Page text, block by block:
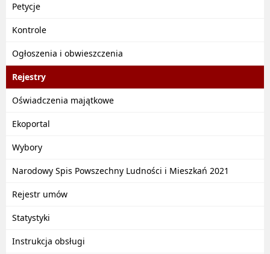
Petycje
Kontrole
Ogłoszenia i obwieszczenia
Rejestry
Oświadczenia majątkowe
Ekoportal
Wybory
Narodowy Spis Powszechny Ludności i Mieszkań 2021
Rejestr umów
Statystyki
Instrukcja obsługi